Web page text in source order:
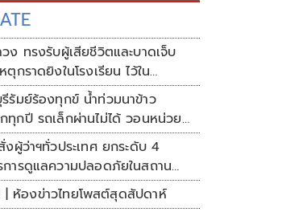
ง ทรงรับผู้เสียชีวิตและบาดเจ็บ
ตุกราดยิงในโรงเรียน ไว้ใน
มราชานุเคราะห์
รีรัมย์ร้องทุกข์ น้ำท่วมนาข้าว
ทุกปี รถเล็กผ่านไม่ได้ วอนหน่วย
งแก้ไข
งผู้ว่าฯทั่วประเทศ ยกระดับ 4
การดูแลความปลอดภัยในสถาน
| ห้องข่าวไทยโพสต์สุดสัปดาห์